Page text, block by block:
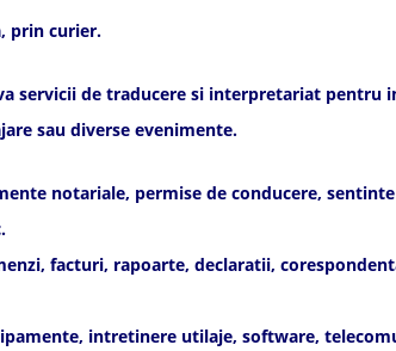
prin curier.
servicii de traducere si interpretariat pentru
sau diverse evenimente.
notariale, permise de conducere,
facturi, rapoarte, declaratii,
intretinere utilaje, software,